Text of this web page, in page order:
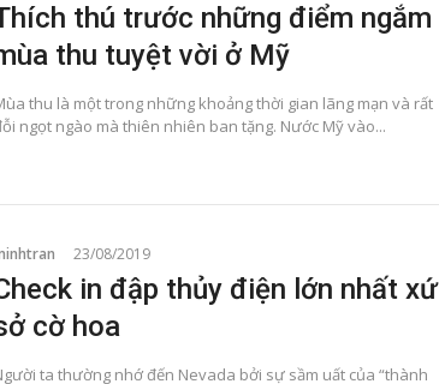
thú trước những điểm ngắm
thu tuyệt vời ở Mỹ
thu là một trong những khoảng thời gian lãng mạn và rất
ngọt ngào mà thiên nhiên ban tặng. Nước Mỹ vào...
23/08/2019
in đập thủy điện lớn nhất xứ
cờ hoa
ta thường nhớ đến Nevada bởi sự sầm uất của “thành